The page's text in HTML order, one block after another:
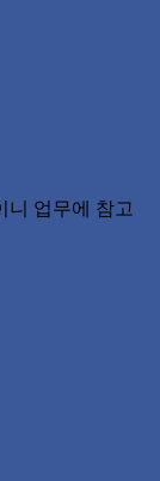
니 업무에 참고